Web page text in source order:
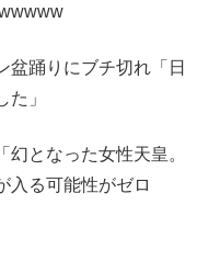
盆踊りにブチ切れ「日
」
幻となった女性天皇。
入る可能性がゼロ